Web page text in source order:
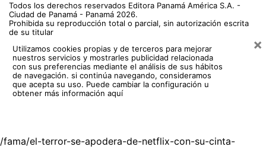
Todos los derechos reservados Editora Panamá América S.A. -
Ciudad de Panamá - Panamá 2026.
Prohibida su reproducción total o parcial, sin autorización escrita
de su titular
Utilizamos cookies propias y de terceros para mejorar
nuestros servicios y mostrarles publicidad relacionada
con sus preferencias mediante el análisis de sus hábitos
de navegación. si continúa navegando, consideramos
que acepta su uso. Puede cambiar la configuración u
obtener más información aquí
×
/fama/el-terror-se-apodera-de-netflix-con-su-cinta-